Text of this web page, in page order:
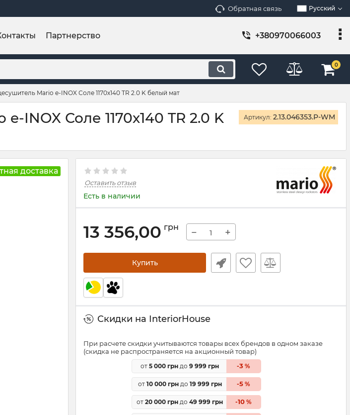
Обратная связь Русский
Партнерство +380970066003
0
Mario e-INOX Соле 1170х140 TR 2.0 K белый мат
INOX Соле 1170х140 TR 2.0 K
Артикул: 2.13.046353.P-WM
доставка
Оставить отзыв
Есть в наличии
13 356,00 грн − +
Купить
Скидки на InteriorHouse
При расчете скидки учитываются товары всех брендов в одном заказе
(скидка не распространяется на акционный товар)
от 5 000 грн до 9 999 грн -3 %
от 10 000 грндо 19 999 грн -5 %
от 20 000 грн до 49 999 грн -10 %